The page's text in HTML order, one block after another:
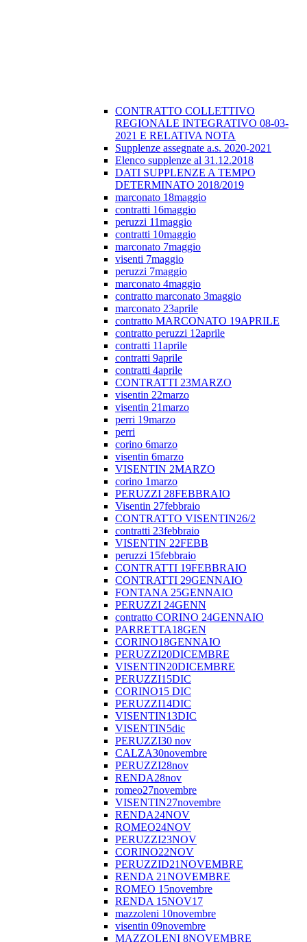
CONTRATTO COLLETTIVO
REGIONALE INTEGRATIVO 08-03-
2021 E RELATIVA NOTA
Supplenze assegnate a.s. 2020-2021
Elenco supplenze al 31.12.2018
DATI SUPPLENZE A TEMPO
DETERMINATO 2018/2019
marconato 18maggio
contratti 16maggio
peruzzi 11maggio
contratti 10maggio
marconato 7maggio
visenti 7maggio
peruzzi 7maggio
marconato 4maggio
contratto marconato 3maggio
marconato 23aprile
contratto MARCONATO 19APRILE
contratto peruzzi 12aprile
contratti 11aprile
contratti 9aprile
contratti 4aprile
CONTRATTI 23MARZO
visentin 22marzo
visentin 21marzo
perri 19marzo
perri
corino 6marzo
visentin 6marzo
VISENTIN 2MARZO
corino 1marzo
PERUZZI 28FEBBRAIO
Visentin 27febbraio
CONTRATTO VISENTIN26/2
contratti 23febbraio
VISENTIN 22FEBB
peruzzi 15febbraio
CONTRATTI 19FEBBRAIO
CONTRATTI 29GENNAIO
FONTANA 25GENNAIO
PERUZZI 24GENN
contratto CORINO 24GENNAIO
PARRETTA18GEN
CORINO18GENNAIO
PERUZZI20DICEMBRE
VISENTIN20DICEMBRE
PERUZZI15DIC
CORINO15 DIC
PERUZZI14DIC
VISENTIN13DIC
VISENTIN5dic
PERUZZI30 nov
CALZA30novembre
PERUZZI28nov
RENDA28nov
romeo27novembre
VISENTIN27novembre
RENDA24NOV
ROMEO24NOV
PERUZZI23NOV
CORINO22NOV
PERUZZID21NOVEMBRE
RENDA 21NOVEMBRE
ROMEO 15novembre
RENDA 15NOV17
mazzoleni 10novembre
visentin 09novembre
MAZZOLENI 8NOVEMBRE